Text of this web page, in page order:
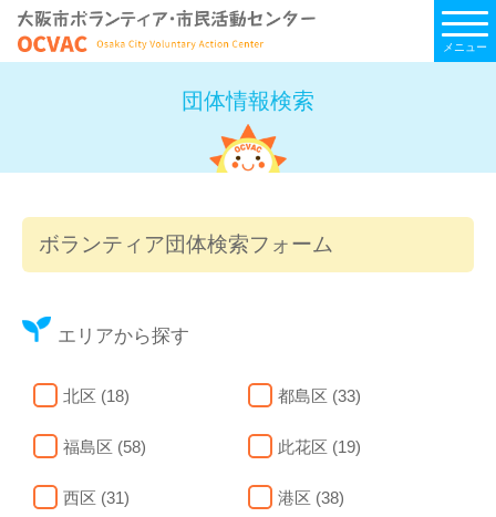
メニュー
団体情報検索
ボランティア団体検索フォーム
エリアから探す
北区 (18) 都島区 (33)
福島区 (58) 此花区 (19)
西区 (31) 港区 (38)